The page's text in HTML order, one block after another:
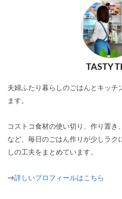
TASTY
夫婦ふたり暮らしのごはんとキッチ
ます。
コストコ食材の使い切り、作り置き
など、毎日のごはん作りが少しラク
しの工夫をまとめています。
→詳しいプロフィールはこちら